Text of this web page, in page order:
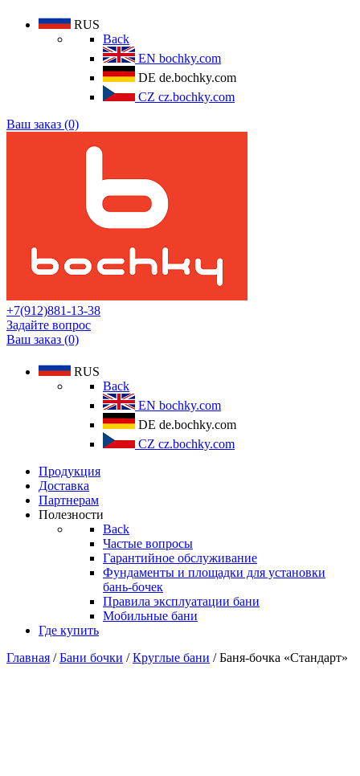
RUS
Back
EN bochky.com
DE de.bochky.com
CZ cz.bochky.com
Ваш заказ (0)
+7(912)881-13-38
Задайте вопрос
Ваш заказ (0)
RUS
Back
EN bochky.com
DE de.bochky.com
CZ cz.bochky.com
Продукция
Доставка
Партнерам
Полезности
Back
Частые вопросы
Гарантийное обслуживание
Фундаменты и площадки для установки
бань-бочек
Правила эксплуатации бани
Мобильные бани
Где купить
Главная /Бани бочки /Круглые бани / Баня-бочка «Стандарт»